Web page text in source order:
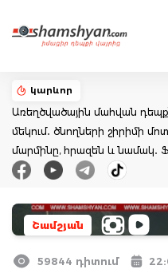
կարևոր
Առեղծվածային մահվան
մեկում․ ծնողների շիրիմի
մարմինը, հրազեն և
Շամշյան
59844 դիտում